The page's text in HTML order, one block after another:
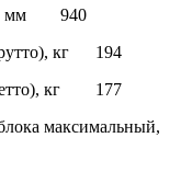
мм
940
кг
194
кг
177
максимальный,